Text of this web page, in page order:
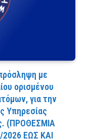
με
ορισμένου
για την
Υπηρεσίας
(ΠPOΘEΣMIA
EΩΣ KAI